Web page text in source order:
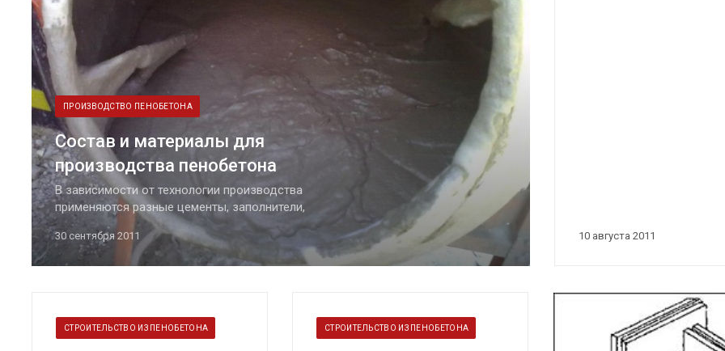
ПРОИЗВОДСТВО ПЕНОБЕТОНА
Состав и материалы для
производства пенобетона
В зависимости от технологии производства
применяются разные цементы, заполнители,
пенообразователи и добавки. Далее мы подробно
рассмотрим каждый компонент и приведем список
всех пенообразователей и добавок.
30 сентября 2011 10 августа 2011
СТРОИТЕЛЬСТВО ИЗ ПЕНОБЕТОНА СТРОИТЕЛЬСТВО ИЗ ПЕНОБЕТОНА